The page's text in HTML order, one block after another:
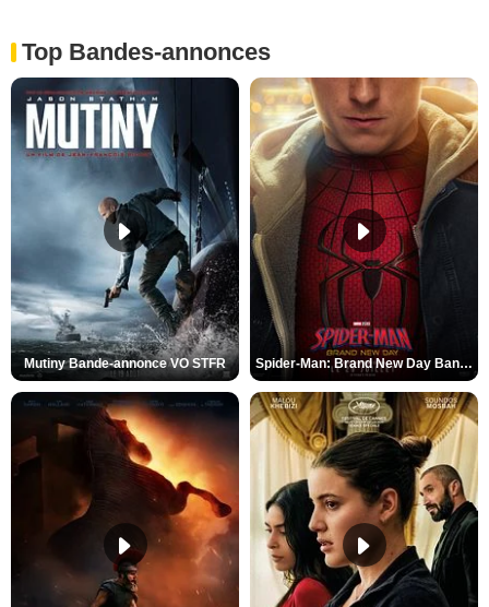
Top Bandes-annonces
Mutiny Bande-annonce VO STFR Spider-Man: Brand New Day Bande-annonce VO STFR